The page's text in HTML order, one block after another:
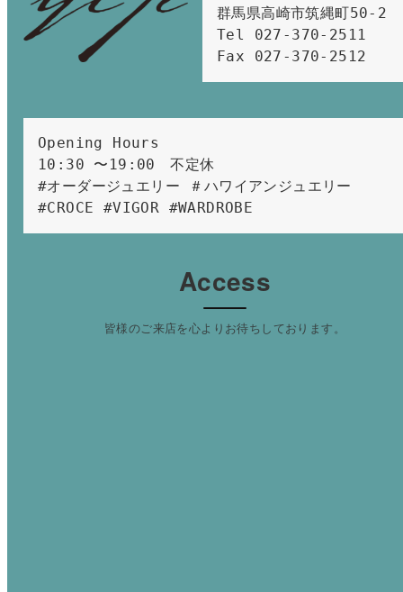
群馬県高崎市筑縄町50-2
Tel 027-370-2511
Fax 027-370-2512
Opening Hours
10:30 〜19:00　不定休
#オーダージュエリー ＃ハワイアンジュエリー
#CROCE #VIGOR #WARDROBE
Access
皆様のご来店を心よりお待ちしております。